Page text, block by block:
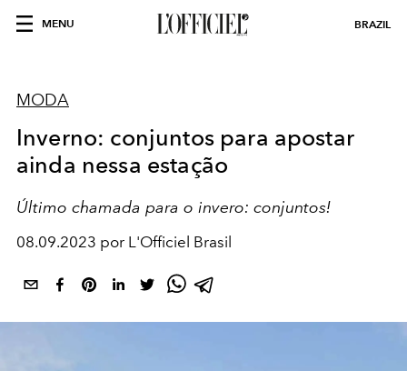
MENU BRAZIL
MODA
Inverno: conjuntos para apostar
ainda nessa estação
Último chamada para o invero: conjuntos!
08.09.2023 por L'Officiel Brasil